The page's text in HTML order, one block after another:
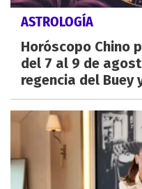
ASTROLOGÍA
Horóscopo Chino
del 7 al 9 de
regencia del Buey